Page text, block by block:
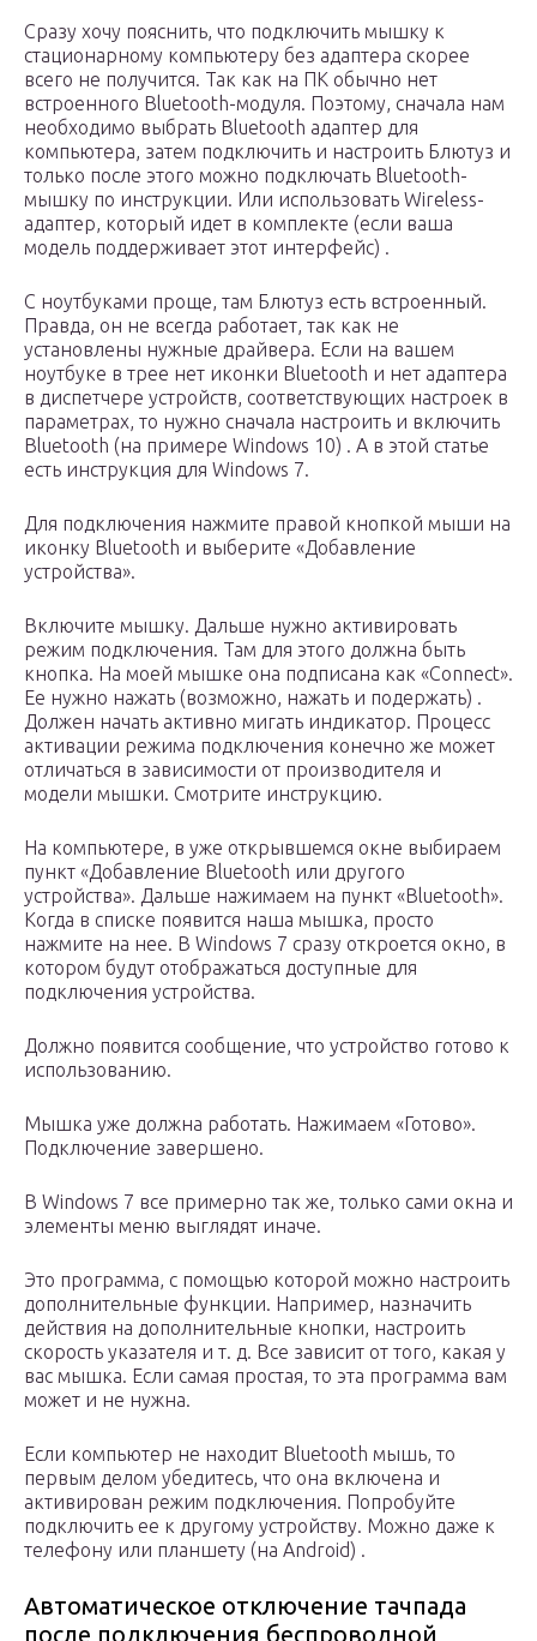
Сразу хочу пояснить, что подключить мышку к
стационарному компьютеру без адаптера скорее
всего не получится. Так как на ПК обычно нет
встроенного Bluetooth-модуля. Поэтому, сначала нам
необходимо выбрать Bluetooth адаптер для
компьютера, затем подключить и настроить Блютуз и
только после этого можно подключать Bluetooth-
мышку по инструкции. Или использовать Wireless-
адаптер, который идет в комплекте (если ваша
модель поддерживает этот интерфейс) .
С ноутбуками проще, там Блютуз есть встроенный.
Правда, он не всегда работает, так как не
установлены нужные драйвера. Если на вашем
ноутбуке в трее нет иконки Bluetooth и нет адаптера
в диспетчере устройств, соответствующих настроек в
параметрах, то нужно сначала настроить и включить
Bluetooth (на примере Windows 10) . А в этой статье
есть инструкция для Windows 7.
Для подключения нажмите правой кнопкой мыши на
иконку Bluetooth и выберите «Добавление
устройства».
Включите мышку. Дальше нужно активировать
режим подключения. Там для этого должна быть
кнопка. На моей мышке она подписана как «Connect».
Ее нужно нажать (возможно, нажать и подержать) .
Должен начать активно мигать индикатор. Процесс
активации режима подключения конечно же может
отличаться в зависимости от производителя и
модели мышки. Смотрите инструкцию.
На компьютере, в уже открывшемся окне выбираем
пункт «Добавление Bluetooth или другого
устройства». Дальше нажимаем на пункт «Bluetooth».
Когда в списке появится наша мышка, просто
нажмите на нее. В Windows 7 сразу откроется окно, в
котором будут отображаться доступные для
подключения устройства.
Должно появится сообщение, что устройство готово к
использованию.
Мышка уже должна работать. Нажимаем «Готово».
Подключение завершено.
В Windows 7 все примерно так же, только сами окна и
элементы меню выглядят иначе.
Это программа, с помощью которой можно настроить
дополнительные функции. Например, назначить
действия на дополнительные кнопки, настроить
скорость указателя и т. д. Все зависит от того, какая у
вас мышка. Если самая простая, то эта программа вам
может и не нужна.
Если компьютер не находит Bluetooth мышь, то
первым делом убедитесь, что она включена и
активирован режим подключения. Попробуйте
подключить ее к другому устройству. Можно даже к
телефону или планшету (на Android) .
Автоматическое отключение тачпада
после подключения беспроводной